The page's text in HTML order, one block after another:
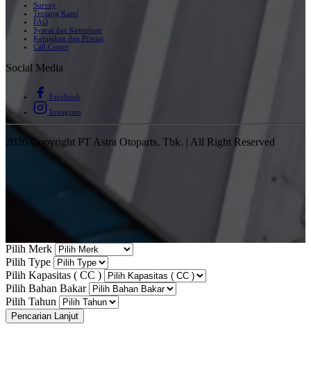
Survey
Tentang Kami
FAQ
Syarat dan Ketentuan
Kebijakan dan Privasi
Call Center
Social Media
Facebook
Instagram
2026 Copyright PT Astra Otoparts, Tbk. | All Right Reserved
Pilih Merk
Pilih Type
Pilih Kapasitas ( CC )
Pilih Bahan Bakar
Pilih Tahun
Pencarian Lanjut